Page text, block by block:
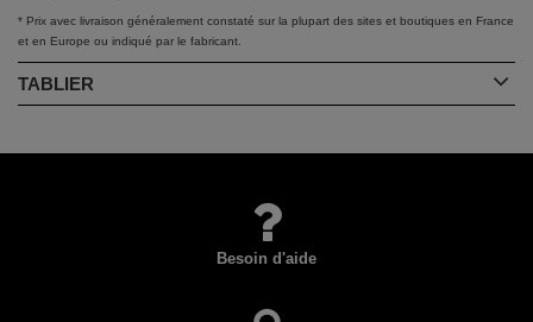
* Prix avec livraison généralement constaté sur la plupart des sites et boutiques en France
et en Europe ou indiqué par le fabricant.
TABLIER
Besoin d'aide